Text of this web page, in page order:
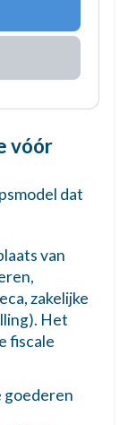
21%
21%
21%
het
vóór
dat
van
zakelijke
Het
fiscale
goederen